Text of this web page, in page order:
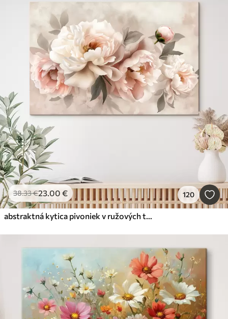
38.33€23.00 € 120
abstraktná kytica pivoniek v ružových tónoch